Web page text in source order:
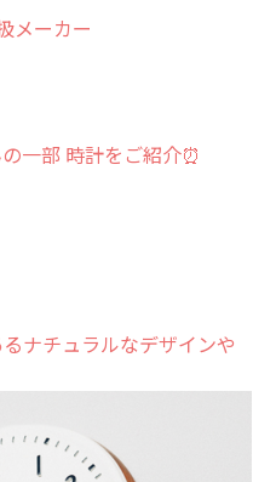
メーカー
一部 時計をご紹介⏰
ナチュラルなデザインや